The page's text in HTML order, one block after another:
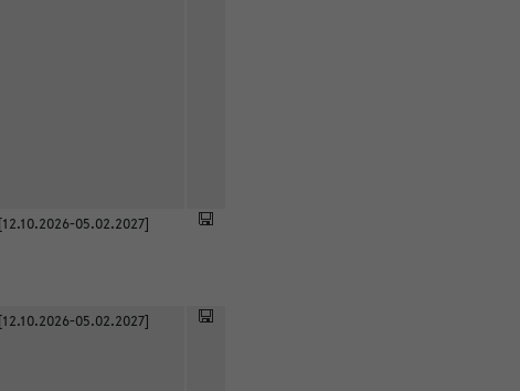
05.02.2027]
05.02.2027]